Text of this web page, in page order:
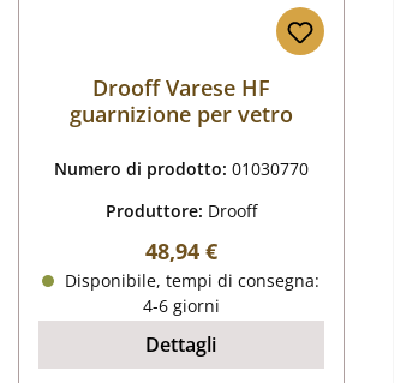
Drooff Varese HF
guarnizione per vetro
Numero di prodotto: 01030770
Produttore: Drooff
Prezzo normale:
48,94 €
Disponibile, tempi di consegna:
4-6 giorni
Dettagli